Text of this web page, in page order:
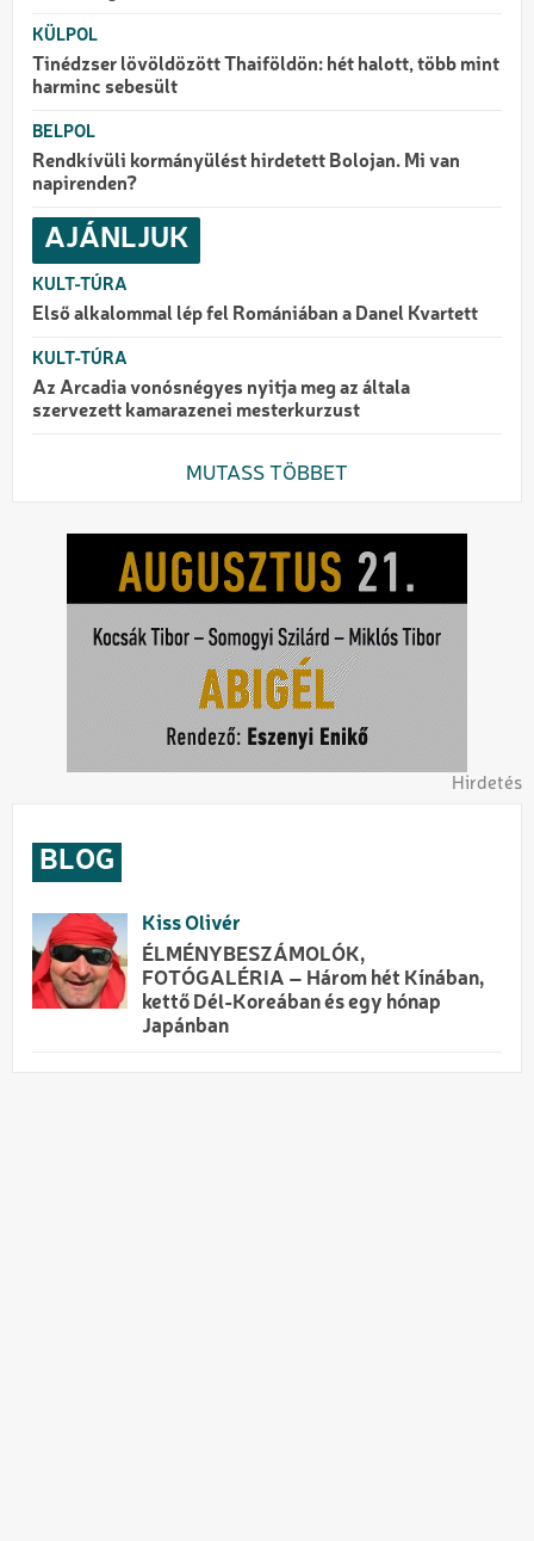
KÜLPOL
Tinédzser lövöldözött Thaiföldön: hét halott, több mint
harminc sebesült
BELPOL
Rendkívüli kormányülést hirdetett Bolojan. Mi van
napirenden?
AJÁNLJUK
KULT-TÚRA
Első alkalommal lép fel Romániában a Danel Kvartett
KULT-TÚRA
Az Arcadia vonósnégyes nyitja meg az általa
szervezett kamarazenei mesterkurzust
MUTASS TÖBBET
Hirdetés
BLOG
Kiss Olivér
ÉLMÉNYBESZÁMOLÓK,
FOTÓGALÉRIA – Három hét Kínában,
kettő Dél-Koreában és egy hónap
Japánban